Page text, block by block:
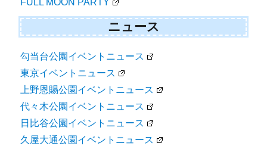
ニュース
勾当台公園イベントニュース
東京イベントニュース
上野恩賜公園イベントニュース
代々木公園イベントニュース
日比谷公園イベントニュース
久屋大通公園イベントニュース